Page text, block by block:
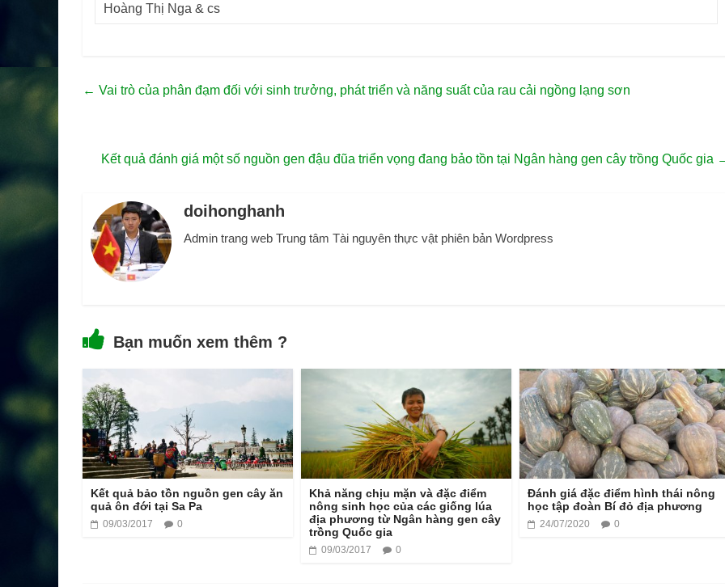
Hoàng Thị Nga & cs
← Vai trò của phân đạm đối với sinh trưởng, phát triển và năng suất của rau cải ngồng lạng sơn
Kết quả đánh giá một số nguồn gen đậu đũa triển vọng đang bảo tồn tại Ngân hàng gen cây trồng Quốc gia
doihonghanh
Admin trang web Trung tâm Tài nguyên thực vật phiên bản Wordpress
Bạn muốn xem thêm ?
Kết quả bảo tồn nguồn gen cây ăn
quả ôn đới tại Sa Pa
09/03/2017 0
Khả năng chịu mặn và đặc điểm
nông sinh học của các giống lúa
địa phương từ Ngân hàng gen cây
trồng Quốc gia
09/03/2017 0
Đánh giá đặc điểm hình thái nông
học tập đoàn Bí đỏ địa phương
24/07/2020 0